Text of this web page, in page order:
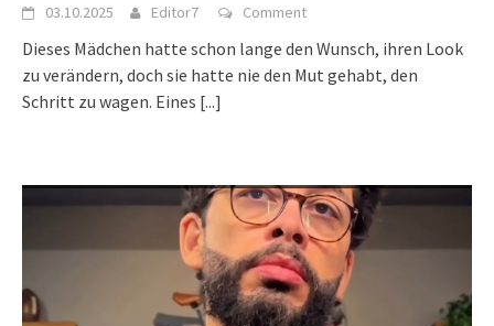
03.10.2025 Editor7 Comment
Dieses Mädchen hatte schon lange den Wunsch, ihren Look
zu verändern, doch sie hatte nie den Mut gehabt, den
Schritt zu wagen. Eines [...]